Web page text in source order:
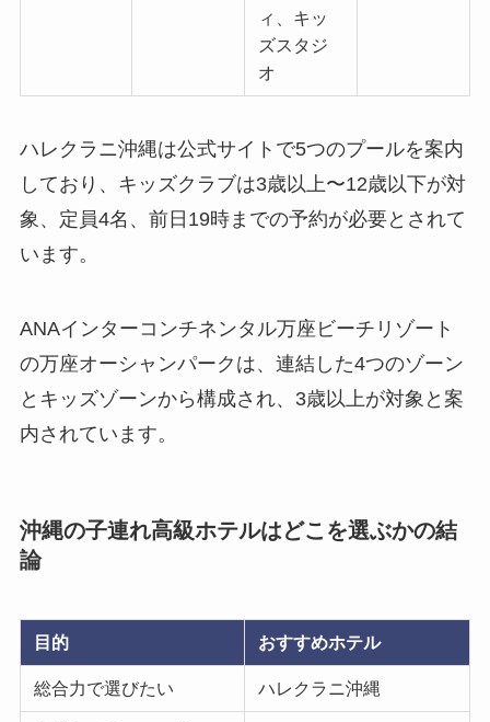
ィ、キッ
ズスタジ
オ
ハレクラニ沖縄は公式サイトで5つのプールを案内
しており、キッズクラブは3歳以上〜12歳以下が対
象、定員4名、前日19時までの予約が必要とされて
います。
ANAインターコンチネンタル万座ビーチリゾート
の万座オーシャンパークは、連結した4つのゾーン
とキッズゾーンから構成され、3歳以上が対象と案
内されています。
沖縄の子連れ高級ホテルはどこを選ぶかの結
論
目的 おすすめホテル
総合力で選びたい ハレクラニ沖縄